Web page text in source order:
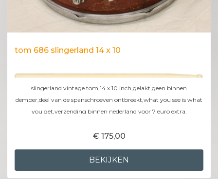
tom 686 slingerland 14 x 10
slingerland vintage tom,14 x 10 inch,gelakt,geen binnen
demper,deel van de spanschroeven ontbreekt,what you see is what
you get,verzending binnen nederland voor 7 euro extra.
€ 175,00
BEKIJKEN